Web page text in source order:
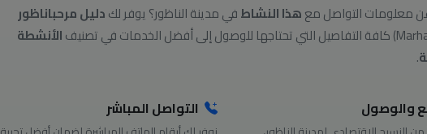
معلومات التواصل معهذا النشاطفي مدينة الناظور؟ يوفر لكدليل مرحباناظور
الأنشطة
.
والوصول التواصل المباشر